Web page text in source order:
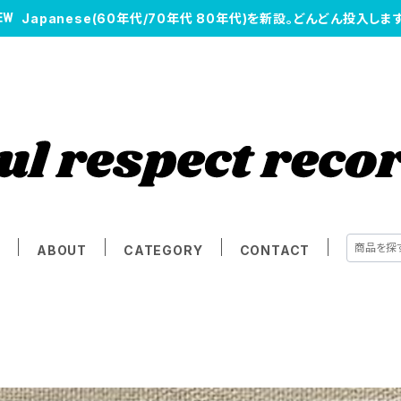
Japanese(60年代/70年代 80年代)を新設。どんどん投入します
ABOUT CATEGORY CONTACT